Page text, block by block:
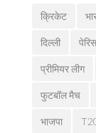
क्रिकेट
दिल्ली
प्रीमियर लीग
फुटबॉल मैच
भाजपा